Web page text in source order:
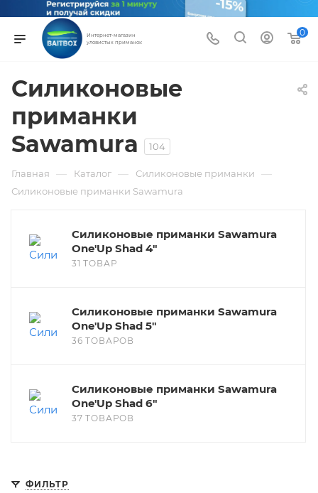
Интернет-магазин
уловистых приманок
0
Силиконовые
приманки
Sawamura
104
Главная — Каталог — Силиконовые приманки —
Силиконовые приманки Sawamura
Силиконовые приманки Sawamura
One'Up Shad 4"
31 ТОВАР
Силиконовые приманки Sawamura
One'Up Shad 5"
36 ТОВАРОВ
Силиконовые приманки Sawamura
One'Up Shad 6"
37 ТОВАРОВ
ФИЛЬТР